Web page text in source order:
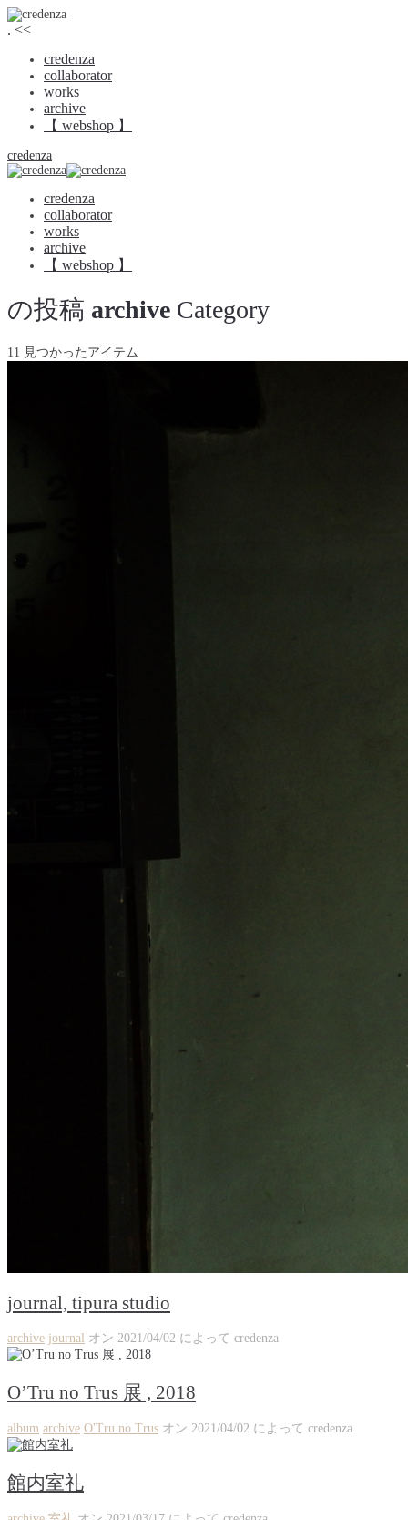
. <<
credenza
collaborator
works
archive
【 webshop 】
credenza
credenza
collaborator
works
archive
【 webshop 】
の投稿 archive Category
11 見つかったアイテム
journal, tipura studio
archive journal オン 2021/04/02 によって credenza
O’Tru no Trus 展 , 2018
album archive O'Tru no Trus オン 2021/04/02 によって credenza
館内室礼